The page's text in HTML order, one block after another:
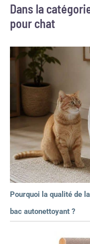
Dans la
pour chat
Pourquoi la qualité de
bac autonettoyant ?